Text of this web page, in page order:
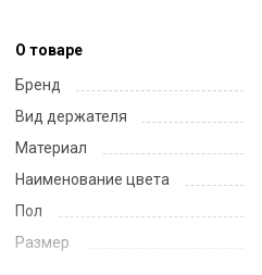
О товаре
Бренд
Вид держателя
Материал
Наименование цвета
Пол
Размер